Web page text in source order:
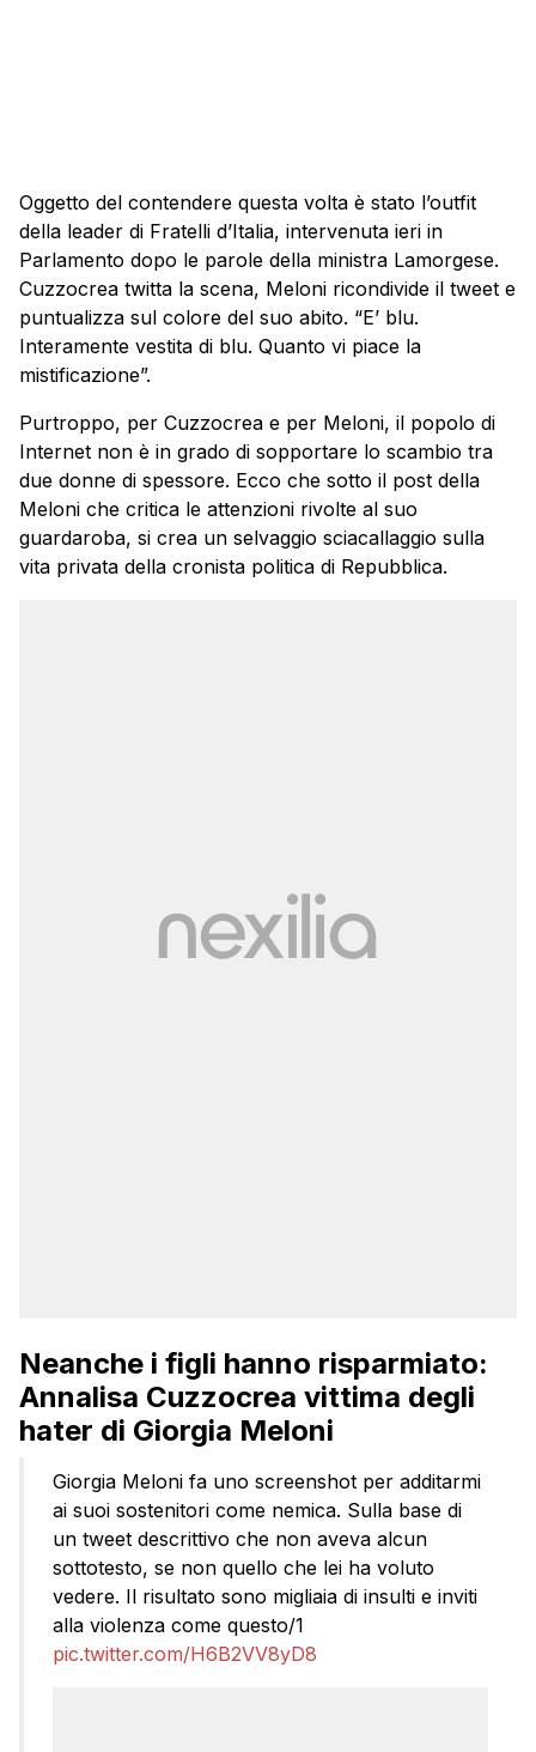
Oggetto del contendere questa volta è stato l’outfit
della leader di Fratelli d’Italia, intervenuta ieri in
Parlamento dopo le parole della ministra Lamorgese.
Cuzzocrea twitta la scena, Meloni ricondivide il tweet e
puntualizza sul colore del suo abito. “E’ blu.
Interamente vestita di blu. Quanto vi piace la
mistificazione”.
Purtroppo, per Cuzzocrea e per Meloni, il popolo di
Internet non è in grado di sopportare lo scambio tra
due donne di spessore. Ecco che sotto il post della
Meloni che critica le attenzioni rivolte al suo
guardaroba, si crea un selvaggio sciacallaggio sulla
vita privata della cronista politica di Repubblica.
Neanche i figli hanno risparmiato:
Annalisa Cuzzocrea vittima degli
hater di Giorgia Meloni
Giorgia Meloni fa uno screenshot per additarmi
ai suoi sostenitori come nemica. Sulla base di
un tweet descrittivo che non aveva alcun
sottotesto, se non quello che lei ha voluto
vedere. Il risultato sono migliaia di insulti e inviti
alla violenza come questo/1
pic.twitter.com/H6B2VV8yD8